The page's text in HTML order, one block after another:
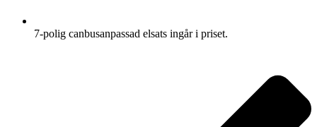
7-polig canbusanpassad elsats ingår i priset.